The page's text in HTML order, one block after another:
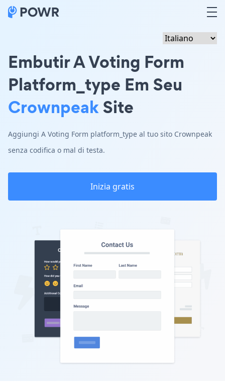
Embutir A Voting Form
Platform_type Em Seu
CrownpeakSite
Aggiungi A Voting Form platform_type al tuo sito Crownpeak
senza codifica o mal di testa.
Inizia gratis